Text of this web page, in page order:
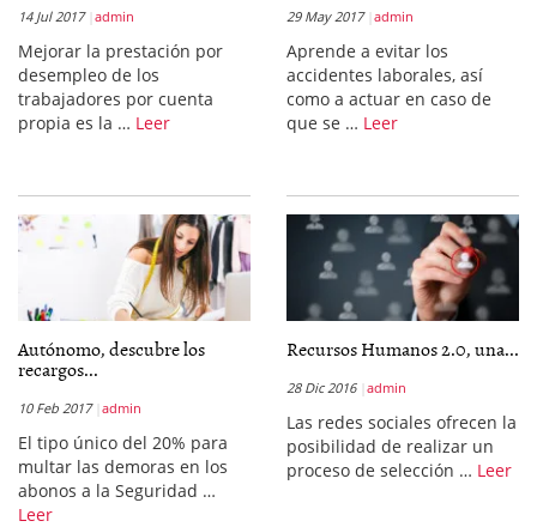
14 Jul 2017 admin
Mejorar la prestación por
desempleo de los
trabajadores por cuenta
propia es la … Leer
29 May 2017 admin
Aprende a evitar los
accidentes laborales, así
como a actuar en caso de
que se … Leer
Autónomo, descubre los
recargos...
10 Feb 2017 admin
El tipo único del 20% para
multar las demoras en los
abonos a la Seguridad …
Leer
Recursos Humanos 2.0, una...
28 Dic 2016 admin
Las redes sociales ofrecen la
posibilidad de realizar un
proceso de selección … Leer